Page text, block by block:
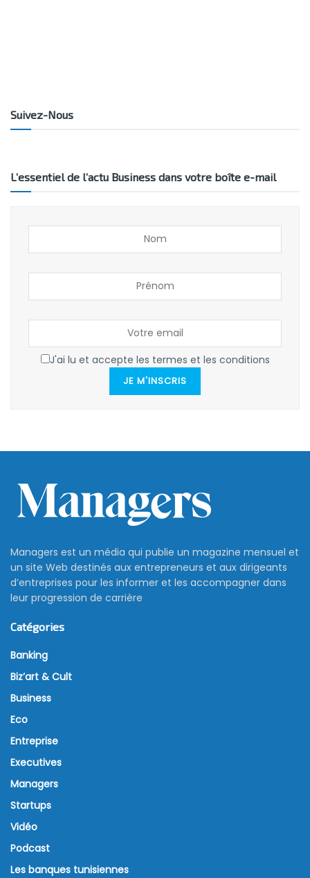
Suivez-Nous
L’essentiel de l’actu Business dans votre boîte e-mail
J'ai lu et accepte les termes et les conditions
JE M'INSCRIS
Managers est un média qui publie un magazine mensuel et
un site Web destinés aux entrepreneurs et aux dirigeants
d’entreprises pour les informer et les accompagner dans
leur progression de carrière
Catégories
Banking
Biz’art & Cult
Business
Eco
Entreprise
Executives
Managers
Startups
Vidéo
Podcast
Les banques tunisiennes